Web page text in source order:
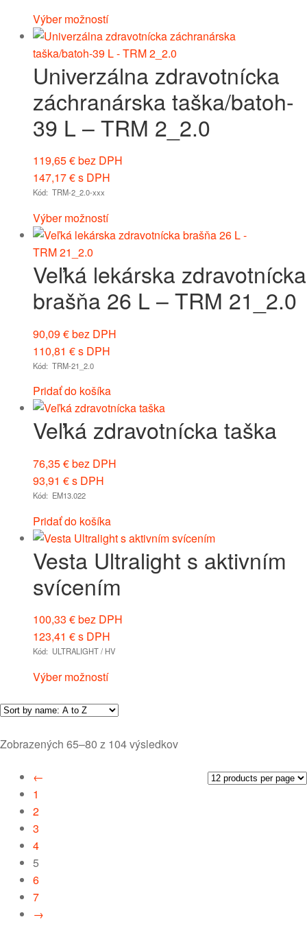
Výber možností
Univerzálna zdravotnícka
záchranárska taška/batoh-
39 L – TRM 2_2.0
119,65€bez DPH
147,17€s DPH
Kód: TRM-2_2.0-xxx
Výber možností
Veľká lekárska zdravotnícka
brašňa 26 L – TRM 21_2.0
90,09€bez DPH
110,81 €s DPH
Kód: TRM-21_2.0
Pridať do košíka
Veľká zdravotnícka taška
76,35€bez DPH
93,91 €s DPH
Kód: EM13.022
Pridať do košíka
Vesta Ultralight s aktivním
svícením
100,33 €bez DPH
123,41 €s DPH
Kód: ULTRALIGHT / HV
Výber možností
Zobrazených 65–80 z 104 výsledkov
←
1
2
3
4
5
6
7
→